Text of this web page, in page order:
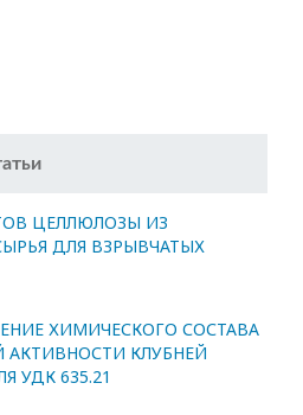
ЦЕЛЛЮЛОЗЫ ИЗ
ДЛЯ ВЗРЫВЧАТЫХ
ХИМИЧЕСКОГО СОСТАВА
КЛУБНЕЙ
УДК 635.21